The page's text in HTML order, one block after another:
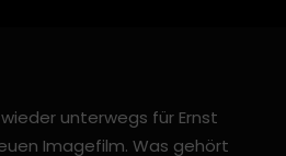
unterwegs für Ernst
Imagefilm. Was gehört